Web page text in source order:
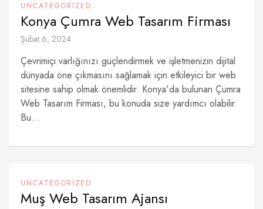
UNCATEGORIZED
Konya Çumra Web Tasarım Firması
Şubat 6, 2024
Çevrimiçi varlığınızı güçlendirmek ve işletmenizin dijital
dünyada öne çıkmasını sağlamak için etkileyici bir web
sitesine sahip olmak önemlidir. Konya'da bulunan Çumra
Web Tasarım Firması, bu konuda size yardımcı olabilir.
Bu...
UNCATEGORIZED
Muş Web Tasarım Ajansı